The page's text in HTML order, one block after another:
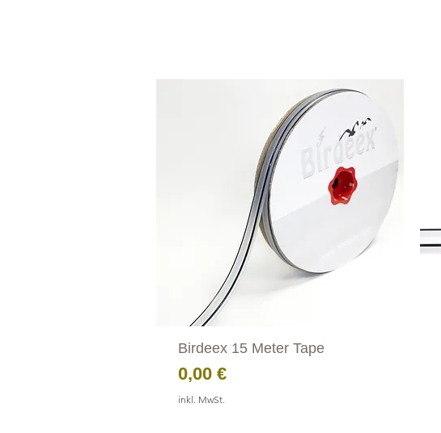
Birdeex 15 Meter Tape
Preis
0,00 €
inkl. MwSt.